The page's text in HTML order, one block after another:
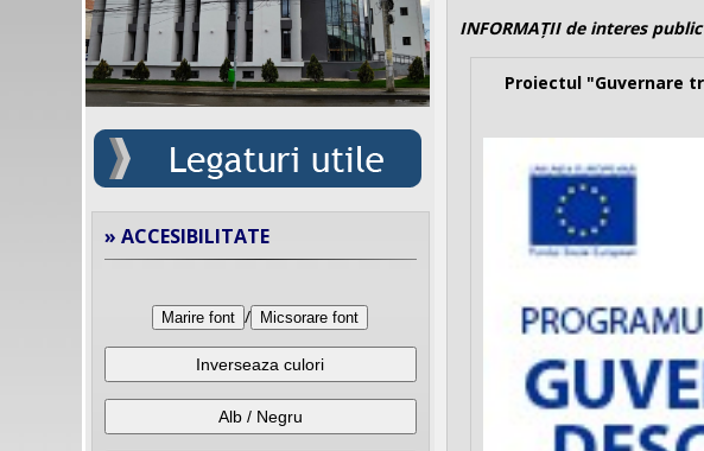
» ACCESIBILITATE
Marire font / Micsorare font
Inverseaza culori
Alb / Negru
INFORMAȚII de interes public
Proiectul "Guvernare